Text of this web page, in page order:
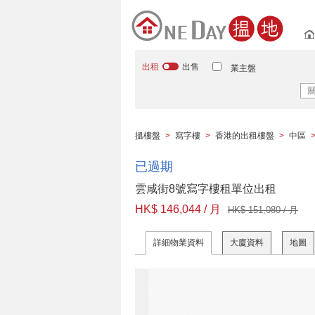
出租 出售 業主盤
搵樓盤 > 寫字樓 > 香港的出租樓盤 > 中區 >
已過期
雲咸街8號寫字樓租單位出租
HK$ 146,044 / 月
HK$ 151,080 / 月
詳細物業資料 大廈資料 地圖